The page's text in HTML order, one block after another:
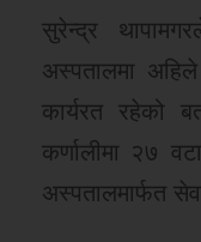
सुरेन्द्र
अस्पतालमा
कार्यरत रहेको
कर्णालीमा २७
अस्पतालमार्फत